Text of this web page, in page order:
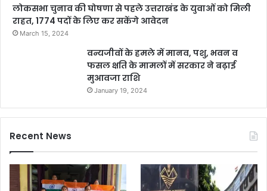
लोकसभा चुनाव की घोषणा से पहले उत्तराखंड के युवाओं को मिली
राहत, 1774 पदों के लिए कर सकेंगे आवेदन
March 15, 2024
वन्यजीवों के हमले में मानव, पशु, भवन व
फसल क्षति के मामलों में सरकार ने बढ़ाई
मुआवजा राशि
January 19, 2024
Recent News